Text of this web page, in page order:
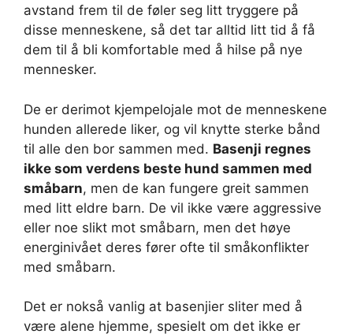
avstand frem til de føler seg litt tryggere på
disse menneskene, så det tar alltid litt tid å få
dem til å bli komfortable med å hilse på nye
mennesker.
De er derimot kjempelojale mot de menneskene
hunden allerede liker, og vil knytte sterke bånd
til alle den bor sammen med. Basenji regnes
ikke som verdens beste hund sammen med
småbarn, men de kan fungere greit sammen
med litt eldre barn. De vil ikke være aggressive
eller noe slikt mot småbarn, men det høye
energinivået deres fører ofte til småkonflikter
med småbarn.
Det er nokså vanlig at basenjier sliter med å
være alene hjemme, spesielt om det ikke er